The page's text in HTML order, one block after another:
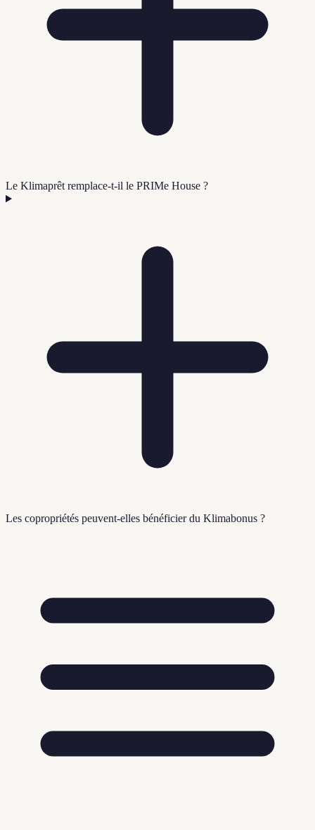
Le Klimaprêt remplace-t-il le PRIMe House ?
Les copropriétés peuvent-elles bénéficier du Klimabonus ?